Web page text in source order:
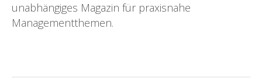
unabhängiges Magazin für praxisnahe
Managementthemen.